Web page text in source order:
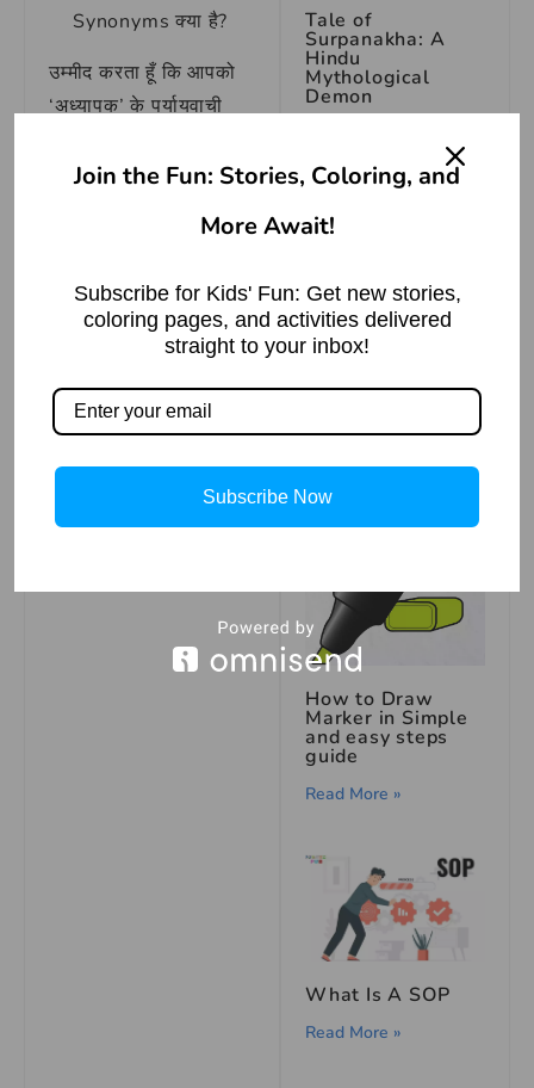
Synonyms क्या है?
उम्मीद करता हूँ कि आपको
‘अध्यापक’ के पर्यायवाची
बारे में अच्छी जानकारी मिल
Article with:
Claude
ChatGPT
X (Twitter)
LinkedIn
Tale of
Surpanakha: A
Hindu
Mythological
Demon
बाल गंगाधर तिलक:
स्वराज्य के महान योद्धा
How to Draw
Marker in Simple
and easy steps
guide
Read More »
What Is A SOP
Read More »
Join the Fun: Stories, Coloring, and
More Await!
Subscribe for Kids' Fun: Get new stories,
coloring pages, and activities delivered
straight to your inbox!
Subscribe Now